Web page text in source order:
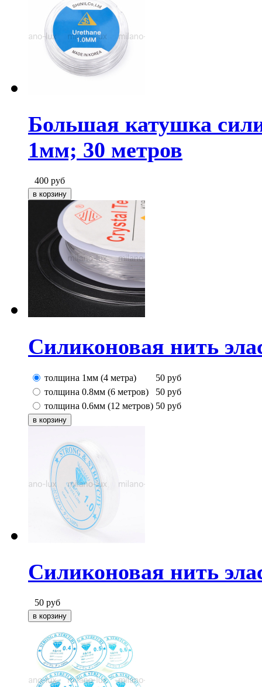
Большая катушка
1мм; 30 метров
400 руб
Силиконовая нить
толщина 1мм (4 метра) 50 руб
толщина 0.8мм (6 метров)
50 руб
толщина 0.6мм (12 метров) 50 руб
Силиконовая нить
50 руб